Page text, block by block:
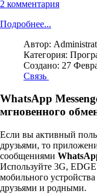
2 комментария
Подробнее...
Автор:
Категория:
Создано: 27
Связь
WhatsApp
мгновенного
Если вы активный
друзьями, то
сообщениями
Используйте 3G,
мобильного
друзьями и родными.